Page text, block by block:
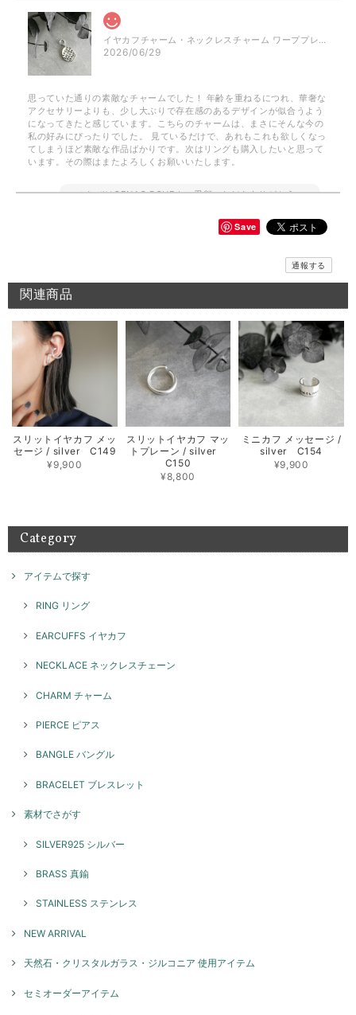
イヤカフチャーム・ネックレスチャーム ワーププレート / silver NP023 P050
2026/06/29
思っていた通りの素敵なチャームでした！ 年齢を重ねるにつれ、華奢な
アクセサリーよりも、少し大ぶりで存在感のあるデザインが似合うよう
になってきたと感じています。こちらのチャームは、まさにそんな今の
私の好みにぴったりでした。 見ているだけで、あれもこれも欲しくなっ
てしまうほど素敵な作品ばかりです。次はリングも購入したいと思って
います。その際はまたよろしくお願いいたします。
このたびはGENAC ROUEをご愛顧いただきありがとうご
GENAC ROUEでは自分好みに重ね付けしてボリューム感
をプラス出来たり、ワンポイントでお手持ちのアイテムと
リングをお試しくださいませ。また、何かございましたら
メッセージバングル / silver B018
2026/06/10
期待通りのお品でとてもうれしいです 先月このシリーズのリングを横浜
で購入してとても気に入ったのでバングルも欲しくなりました 次回横浜
POP UPまで待てないのでこちらで購入出来て よかったです 孫がいる年
齢ですが、このリング＆バングルを身に付けて かっこいいBABA目指し
ます！
お気に召して頂き大変嬉しく思います。 横浜のイベントご
とてもかわいいです！ 重ね付けにまた他のリングも揃えていきたいで
ざいました。 お気に召して頂き大変嬉しく思います。たく
で楽しんでいただけるリングですのでぜひ、また機会がご
ざいましたらよろしくお願いいたします。
本日お品物受け取りました 思っていた通りの素敵なアクセサリーでし
このたびはGENAC ROUEをご愛顧いただきありがとうご
ざいました。 お気に召して頂き大変嬉しく思います！たく
たらよろしくお願いいたします。
ネックレスチャーム ナンバー / silver NP026
Save
通報する
関連商品
スリットイヤカフ メッ
セージ / silver C149
¥9,900
スリットイヤカフ マッ
トプレーン / silver
C150
¥8,800
ミニカフ メッセージ /
silver C154
¥9,900
Category
アイテムで探す
RING リング
EARCUFFS イヤカフ
NECKLACE ネックレスチェーン
CHARM チャーム
PIERCE ピアス
BANGLE バングル
BRACELET ブレスレット
素材でさがす
SILVER925 シルバー
BRASS 真鍮
STAINLESS ステンレス
NEW ARRIVAL
天然石・クリスタルガラス・ジルコニア 使用アイテム
セミオーダーアイテム